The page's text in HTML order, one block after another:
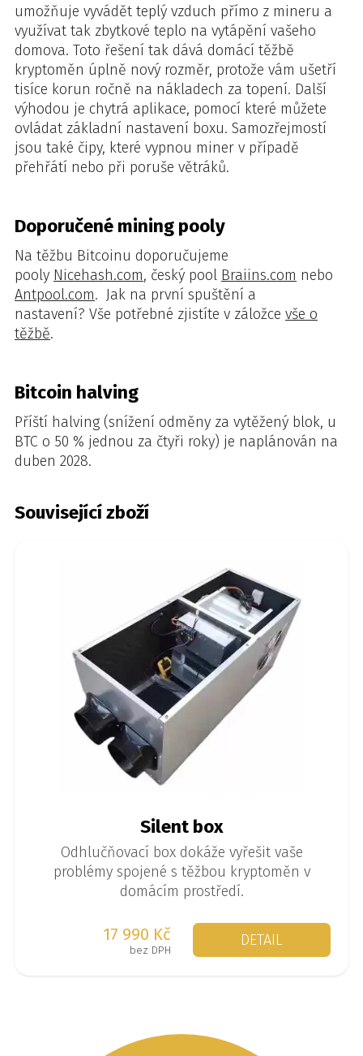
umožňuje vyvádět teplý vzduch přímo z mineru a
využívat tak zbytkové teplo na vytápění vašeho
domova. Toto řešení tak dává domácí těžbě
kryptoměn úplně nový rozměr, protože vám ušetří
tisíce korun ročně na nákladech za topení. Další
výhodou je chytrá aplikace, pomocí které můžete
ovládat základní nastavení boxu. Samozřejmostí
jsou také čipy, které vypnou miner v případě
přehřátí nebo při poruše větráků.
Doporučené mining pooly
Na těžbu Bitcoinu doporučujeme
pooly Nicehash.com, český pool Braiins.com nebo
Antpool.com. Jak na první spuštění a
nastavení? Vše potřebné zjistíte v záložce vše o
těžbě.
Bitcoin halving
Příští halving (snížení odměny za vytěžený blok, u
BTC o 50 % jednou za čtyři roky) je naplánován na
duben 2028.
Související zboží
Silent box
Odhlučňovací box dokáže vyřešit vaše
problémy spojené s těžbou kryptoměn v
domácím prostředí.
17 990 Kč
bez DPH
DETAIL